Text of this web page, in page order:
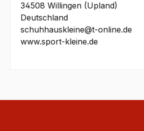
34508 Willingen (Upland)
Deutschland
schuhhauskleine@t-online.de
www.sport-kleine.de